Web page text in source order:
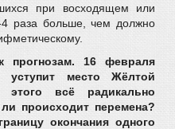
при восходящем или
раза больше, чем должно
прогнозам. 16 февраля
уступит место Жёлтой
всё радикально
происходит перемена?
окончания одного